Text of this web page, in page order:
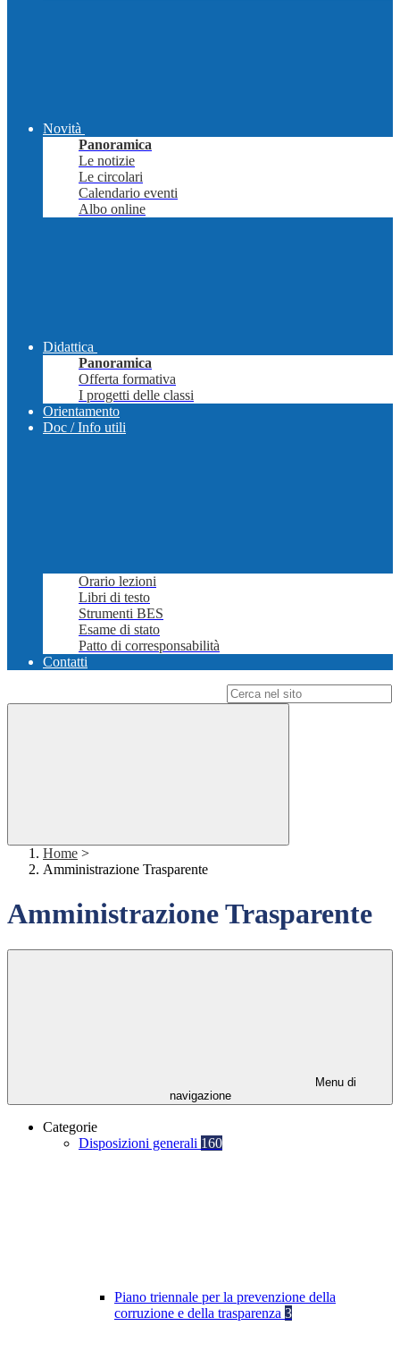
Novità
Panoramica
Le notizie
Le circolari
Calendario eventi
Albo online
Didattica
Panoramica
Offerta formativa
I progetti delle classi
Orientamento
Doc / Info utili
Orario lezioni
Libri di testo
Strumenti BES
Esame di stato
Patto di corresponsabilità
Contatti
Home >
Amministrazione Trasparente
Amministrazione Trasparente
Menu di
navigazione
Categorie
Disposizioni generali 160
Piano triennale per la prevenzione della
corruzione e della trasparenza 3